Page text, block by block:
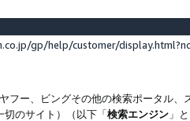
gp/help/customer/
フー、ビングその他の検索ポータル
切のサイト）（以下「検索エンジン 」